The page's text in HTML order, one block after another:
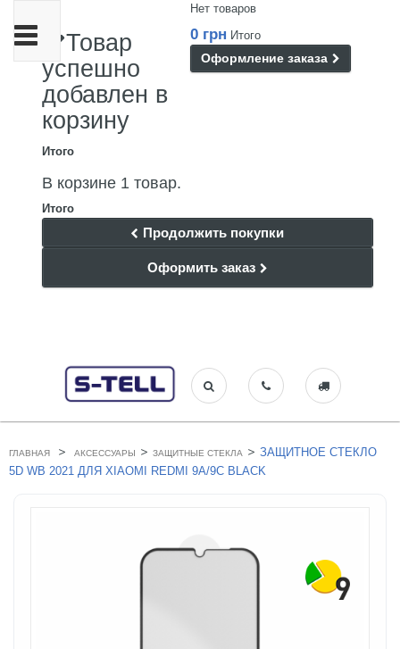
Нет товаров
0 грн Итого
Оформление заказа
Товар
успешно
добавлен в
корзину
Итого
В корзине 1 товар.
Итого
Продолжить покупки
Оформить заказ
Переключить
навигации
ГЛАВНАЯ > АКСЕССУАРЫ > ЗАЩИТНЫЕ СТЕКЛА > ЗАЩИТНОЕ СТЕКЛО
5D WB 2021 ДЛЯ XIAOMI REDMI 9A/9C BLACK